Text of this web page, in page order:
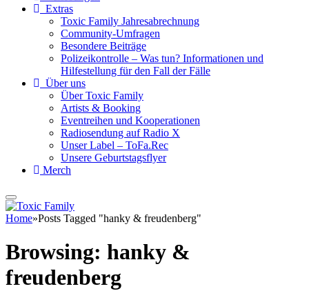
Extras
Toxic Family Jahresabrechnung
Community-Umfragen
Besondere Beiträge
Polizeikontrolle – Was tun? Informationen und
Hilfestellung für den Fall der Fälle
Über uns
Über Toxic Family
Artists & Booking
Eventreihen und Kooperationen
Radiosendung auf Radio X
Unser Label – ToFa.Rec
Unsere Geburtstagsflyer
Merch
Home»Posts Tagged "hanky & freudenberg"
Browsing: hanky &
freudenberg